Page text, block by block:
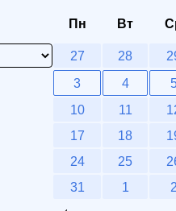
Пн Вт
27 28
3
4
10
11
17
18
24
25
31
1 2